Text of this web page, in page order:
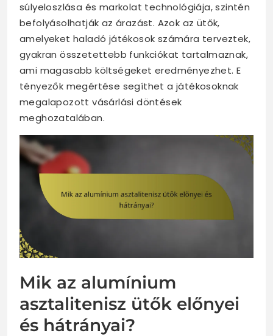
súlyeloszlása és markolat technológiája, szintén
befolyásolhatják az árazást. Azok az ütők,
amelyeket haladó játékosok számára terveztek,
gyakran összetettebb funkciókat tartalmaznak,
ami magasabb költségeket eredményezhet. E
tényezők megértése segíthet a játékosoknak
megalapozott vásárlási döntések
meghozatalában.
Mik az alumínium
asztalitenisz ütők előnyei
és hátrányai?